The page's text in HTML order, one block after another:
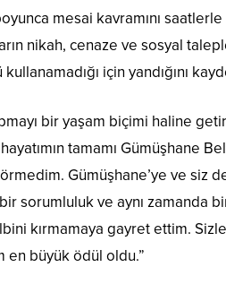
mesai kavramını
nikah, cenaze ve sosyal
için yandığını
bir yaşam biçimi haline
tamamı
Gümüşhane’ye ve siz
sorumluluk ve aynı zamanda
kırmamaya gayret ettim.
en büyük ödül oldu.”